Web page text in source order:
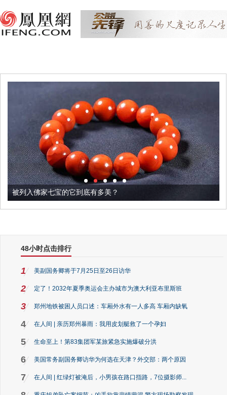
被列入佛家七宝的它到底有多美？
48小时点击排行
1 美副国务卿将于7月25日至26日访华
2 定了！2032年夏季奥运会主办城市为澳大利亚布里斯班
3 郑州地铁被困人员口述：车厢外水有一人多高 车厢内缺氧
4 在人间 | 亲历郑州暴雨：我用皮划艇救了一个孕妇
5 生命至上！第83集团军某旅紧急实施爆破分洪
6 美国常务副国务卿访华为何选在天津？外交部：两个原因
7 在人间 | 红绿灯被淹后，小男孩在路口指路，7位摄影师...